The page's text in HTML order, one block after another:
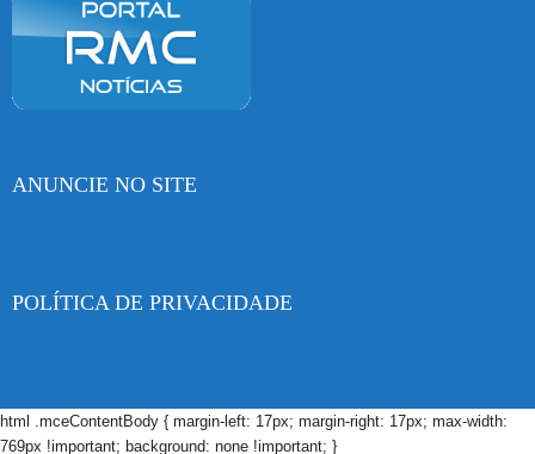
ANUNCIE NO SITE
POLÍTICA DE PRIVACIDADE
html .mceContentBody { margin-left: 17px; margin-right: 17px; max-width:
769px !important; background: none !important; }